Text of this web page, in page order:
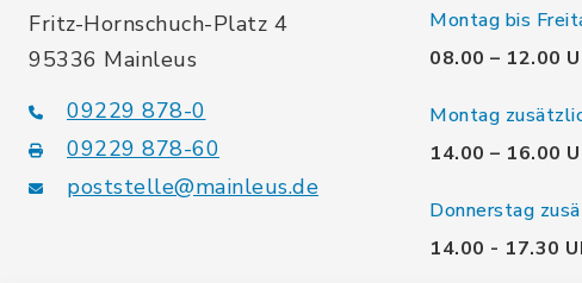
Fritz-Hornschuch-Platz 4
95336 Mainleus
09229 878-0
09229 878-60
poststelle@mainleus.de
Montag bis
08.00 – 12.00
Montag
14.00 – 16.00
Donnerstag
14.00 - 17.30